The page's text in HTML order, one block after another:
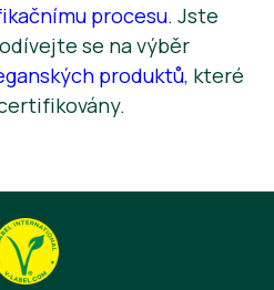
procesu. Jste
se na výběr
produktů, které